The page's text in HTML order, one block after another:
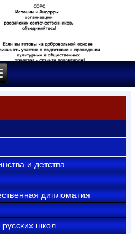
и детства
дипломатия
школ